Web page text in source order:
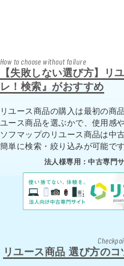
How to choose without failure
【失敗しない選び方】リ
レ！検索』がおすすめ
リユース商品の購入は最初の商
ユース商品を選ぶかで、使用感
ソフマップのリユース商品は中
簡単に検索・絞り込みが可能です
法人様専用：中古専門
リユース商品 選び方の